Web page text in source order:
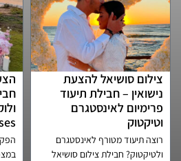
צילום סושיאל להצעת
נישואין – חבילת תיעוד
פרימיום לאינסטגרם
וטיקטוק
רוצה תיעוד מטורף לאינסטגרם
ולטיקטוק? חבילת צילום סושיאל